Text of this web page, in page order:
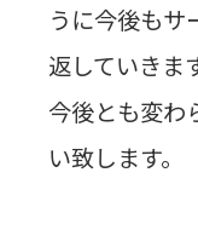
うに今後もサ
返していきま
今後とも変わ
い致します。